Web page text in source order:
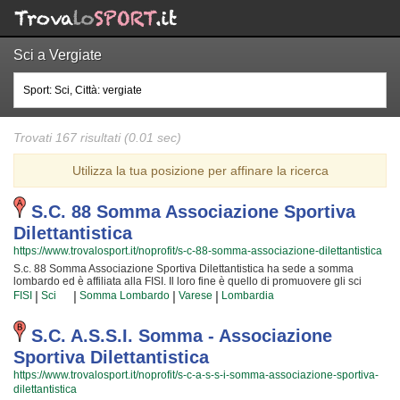
Sci a Vergiate
Trovati 167 risultati (0.01 sec)
Utilizza la tua posizione per affinare la ricerca
S.c. 88 Somma Associazione Sportiva
Dilettantistica
https://www.trovalosport.it/noprofit/s-c-88-somma-associazione-dilettantistica
S.c. 88 Somma Associazione Sportiva Dilettantistica ha sede a somma
lombardo ed è affiliata alla FISI. Il loro fine è quello di promuovere gli sci
offrendo gare sul territorio e corsi per bambini, ragazzi e adulti. L'attività è
incentrata sia sul miglioramento delle capacità motorie e fisiche degli atleti
sia sulla creazione di quelle qualità personali che si acquisiscono
quotidianamente affrontando sfide complesse. Proprio per questo motivo gli
istruttori sono tra i più preparati della zona e sono convinti di poter
trasmettere quelle qualità in cui S.c. 88 Somma Associazione Sportiva
Dilettantistica crede fin dalla sua nascita. La passione, i sacrifici e la continua
ricerca della chiave per migliorare e superare i propri limiti personali
rendono gli sci uno sport unico e da cui si viene immediatamente colpiti. S.c.
FISI | Sci | Somma Lombardo | Varese | Lombardia
S.c. A.s.s.i. Somma - Associazione
Sportiva Dilettantistica
https://www.trovalosport.it/noprofit/s-c-a-s-s-i-somma-associazione-sportiva-
dilettantistica